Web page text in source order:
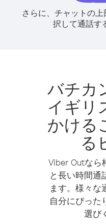
さらに、チャットの
択して通話す
バチカ
イギリ
かける
る
Viber Outなら
と長い時間通
ます。様々な
自分にぴった
選び